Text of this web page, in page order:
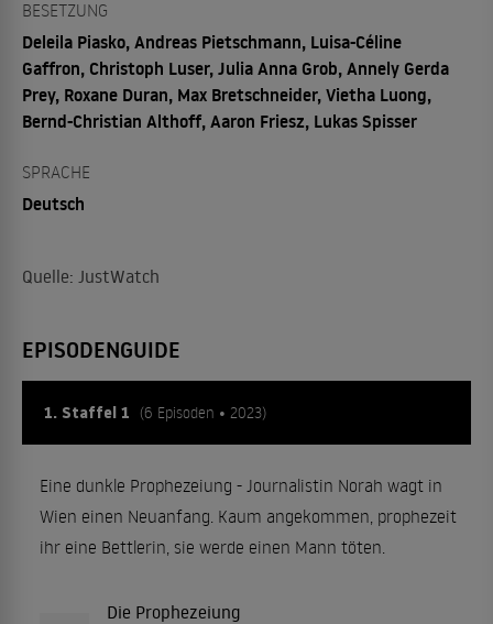
BESETZUNG
Deleila Piasko, Andreas Pietschmann, Luisa-Céline
Gaffron, Christoph Luser, Julia Anna Grob, Annely Gerda
Prey, Roxane Duran, Max Bretschneider, Vietha Luong,
Bernd-Christian Althoff, Aaron Friesz, Lukas Spisser
SPRACHE
Deutsch
Quelle: JustWatch
EPISODENGUIDE
1. Staffel 1 (6 Episoden • 2023)
Eine dunkle Prophezeiung - Journalistin Norah wagt in
Wien einen Neuanfang. Kaum angekommen, prophezeit
ihr eine Bettlerin, sie werde einen Mann töten.
Die Prophezeiung